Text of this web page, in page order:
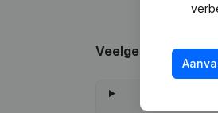
Veelgestelde